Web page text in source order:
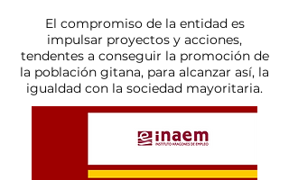
El compromiso de la entidad es
impulsar proyectos y acciones,
tendentes a conseguir la promoción de
la población gitana, para alcanzar así, la
igualdad con la sociedad mayoritaria.